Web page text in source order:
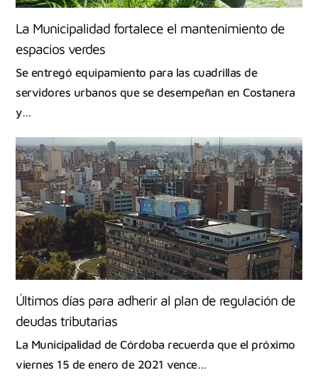
La Municipalidad fortalece el mantenimiento de
espacios verdes
Se entregó equipamiento para las cuadrillas de
servidores urbanos que se desempeñan en Costanera
y…
Últimos días para adherir al plan de regulación de
deudas tributarias
La Municipalidad de Córdoba recuerda que el próximo
viernes 15 de enero de 2021 vence…